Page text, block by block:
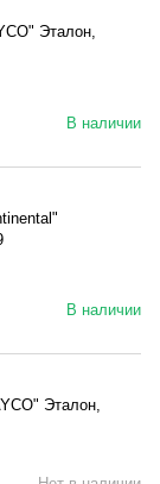
Эталон,
В наличии
В наличии
Эталон,